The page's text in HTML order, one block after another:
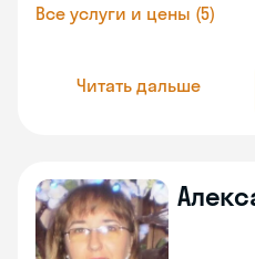
Все услуги и цены (5)
Читать дальше